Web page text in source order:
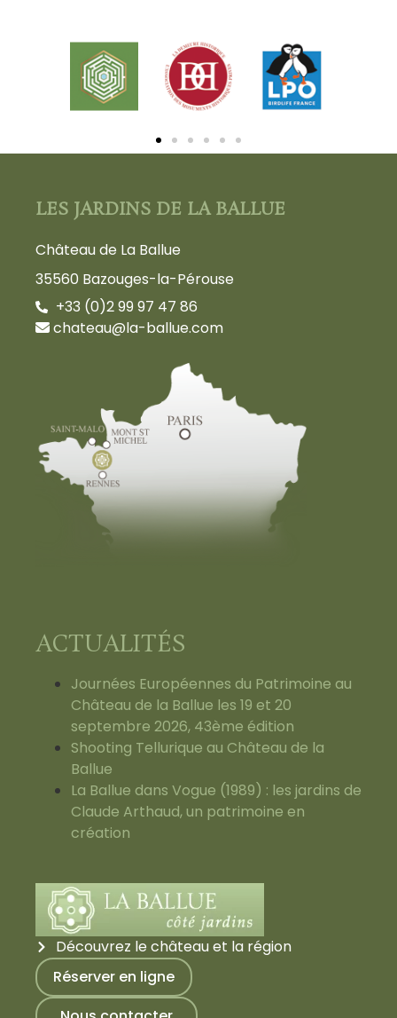
LES JARDINS DE LA BALLUE
Château de La Ballue
35560 Bazouges-la-Pérouse
+33 (0)2 99 97 47 86
chateau@la-ballue.com
ACTUALITÉS
Journées Européennes du Patrimoine au
Château de la Ballue les 19 et 20
septembre 2026, 43ème édition
Shooting Tellurique au Château de la
Ballue
La Ballue dans Vogue (1989) : les jardins de
Claude Arthaud, un patrimoine en
création
Découvrez le château et la région
Réserver en ligne